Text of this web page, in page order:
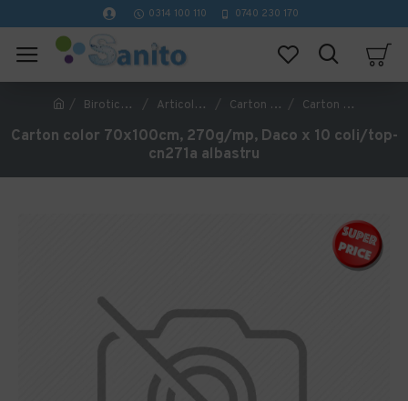
0314 100 110 0740 230 170
Birotica si papetarie Articole din hartie Carton si hartie colorata Carton color 70x100cm, 270g/mp, Daco x 10 coli/top-cn271a albastru
Carton color 70x100cm, 270g/mp, Daco x 10 coli/top-
cn271a albastru